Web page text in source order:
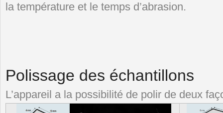
la température et le temps d’abrasion.
Polissage des échantillons
L’appareil a la possibilité de polir de deux